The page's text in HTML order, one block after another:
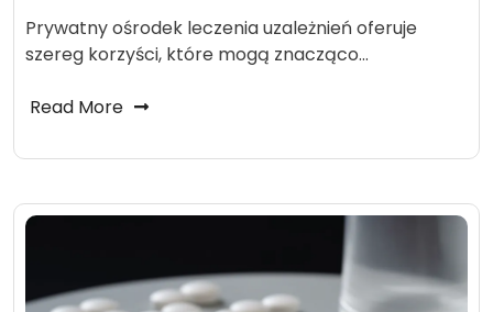
Prywatny ośrodek leczenia uzależnień oferuje
szereg korzyści, które mogą znacząco…
Read More